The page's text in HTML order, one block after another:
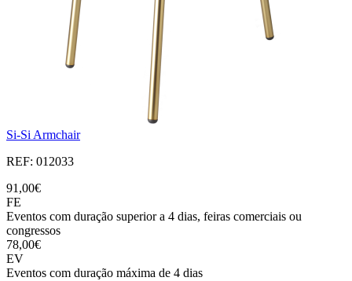
Si-Si Armchair
REF: 012033
91,00€
FE
Eventos com duração superior a 4 dias, feiras comerciais ou
congressos
78,00€
EV
Eventos com duração máxima de 4 dias